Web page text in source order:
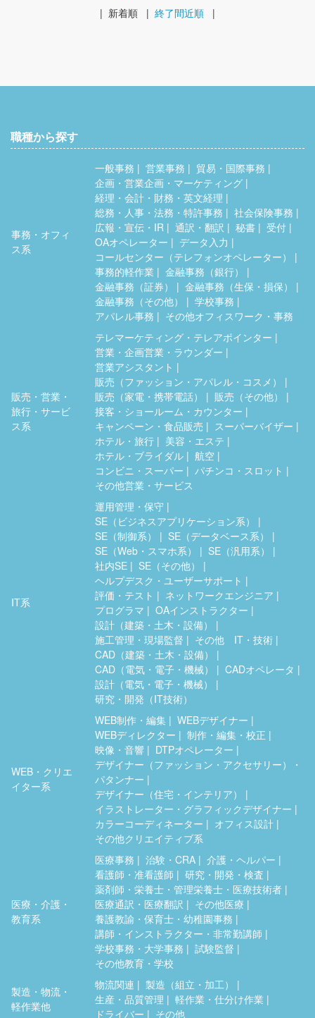
| 新着順 | 終了間近順 |
職種から探す
事務・オフィ
ス系
一般事務 営業事務
貿易・国際事務
企画・営業企画・マーケティング
経理・会計・財務・英文経理
総務・人事・法務・特許事務
社会保険事務
広報・宣伝・IR
通訳・翻訳 秘書
受付
OAオペレーター
データ入力
コールセンター（テレフォンオペレーター）
事務的軽作業
金融事務（銀行）
金融事務（証券）
金融事務（生保・損保）
金融事務（その他）
学校事務
アパレル事務
その他オフィスワーク・事務
販売・営業・
旅行・サービ
ス系
テレマーケティング・テレアポインター
営業・企画営業・ラウンダー
営業アシスタント
販売（ファッション・アパレル・コスメ）
販売（家電・携帯電話）
販売（その他）
接客・ショールーム・カウンター
キャンペーン・食品販売
スーパーバイザー
ホテル・旅行
美容・エステ
ホテル・ブライダル
航空
コンビニ・スーパー
パチンコ・スロット
その他営業・サービス
IT系
運用管理・保守
SE（ビジネスアプリケーション系）
SE（制御系）
SE（データベース系）
SE（Web・スマホ系）
SE（汎用系）
社内SE
SE（その他）
ヘルプデスク・ユーザーサポート
評価・テスト
ネットワークエンジニア
プログラマ
OAインストラクター
設計（建築・土木・設備）
施工管理・現場監督
その他 IT・技術
CAD（建築・土木・設備）
CAD（電気・電子・機械）
CADオペレータ
設計（電気・電子・機械）
研究・開発（IT技術）
WEB・クリエ
イター系
WEB制作・編集
WEBデザイナー
WEBディレクター
制作・編集・校正
映像・音響
DTPオペレーター
デザイナー（ファッション・アクセサリー）・
パタンナー
デザイナー（住宅・インテリア）
イラストレーター・グラフィックデザイナー
カラーコーディネーター
オフィス設計
その他クリエイティブ系
医療・介護・
教育系
医療事務 治験・CRA
介護・ヘルパー
看護師・准看護師
研究・開発・検査
薬剤師・栄養士・管理栄養士・医療技術者
医療通訳・医療翻訳
その他医療
養護教諭・保育士・幼稚園事務
講師・インストラクター・非常勤講師
学校事務・大学事務
試験監督
その他教育・学校
製造・物流・
軽作業他
物流関連
製造（組立・加工）
生産・品質管理
軽作業・仕分け作業
ドライバー
その他